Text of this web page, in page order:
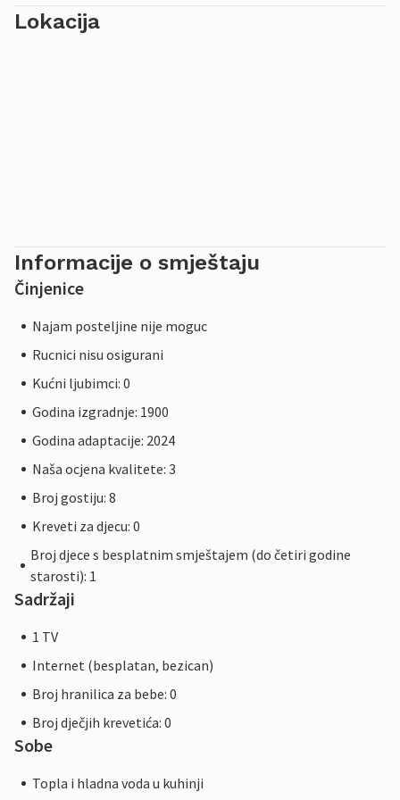
Lokacija
Informacije o smještaju
Činjenice
Najam posteljine nije moguc
Rucnici nisu osigurani
Kućni ljubimci: 0
Godina izgradnje: 1900
Godina adaptacije: 2024
Naša ocjena kvalitete: 3
Broj gostiju: 8
Kreveti za djecu: 0
Broj djece s besplatnim smještajem (do četiri godine
starosti): 1
Sadržaji
1 TV
Internet (besplatan, bezican)
Broj hranilica za bebe: 0
Broj dječjih krevetića: 0
Sobe
Topla i hladna voda u kuhinji